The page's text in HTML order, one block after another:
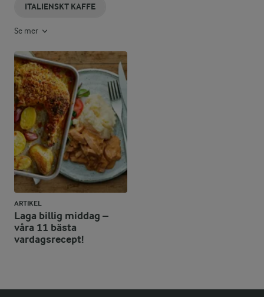
ITALIENSKT KAFFE
Se mer
ARTIKEL
Laga billig middag –
våra 11 bästa
vardagsrecept!